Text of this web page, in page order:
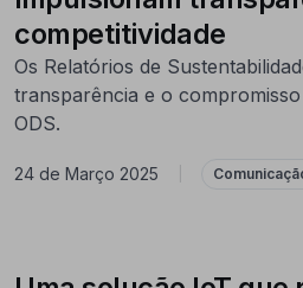
competitividade
Os Relatórios de
transparência e o
ODS.
24 de Março 2025